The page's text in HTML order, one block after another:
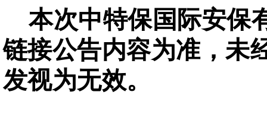
本次中特保国际安保
链接公告内容为准，未
发视为无效。